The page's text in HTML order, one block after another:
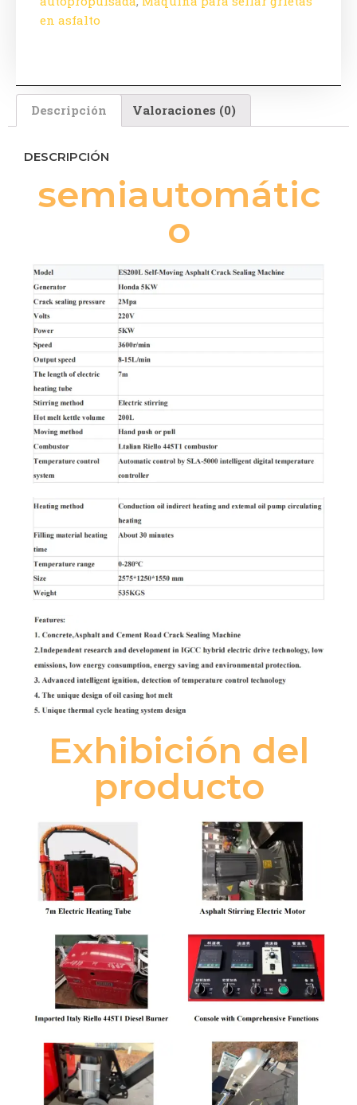
en asfalto
Descripción Valoraciones (0)
DESCRIPCIÓN
semiautomátic
o
Exhibición del
producto